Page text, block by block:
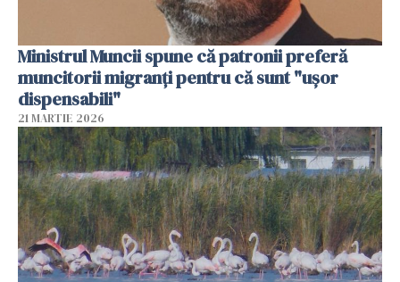
Ministrul Muncii spune că patronii preferă
muncitorii migranți pentru că sunt "uşor
dispensabili"
21 MARTIE 2026